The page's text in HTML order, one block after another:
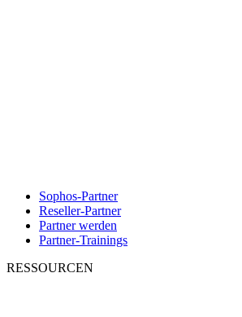
Sophos-Partner
Reseller-Partner
Partner werden
Partner-Trainings
RESSOURCEN